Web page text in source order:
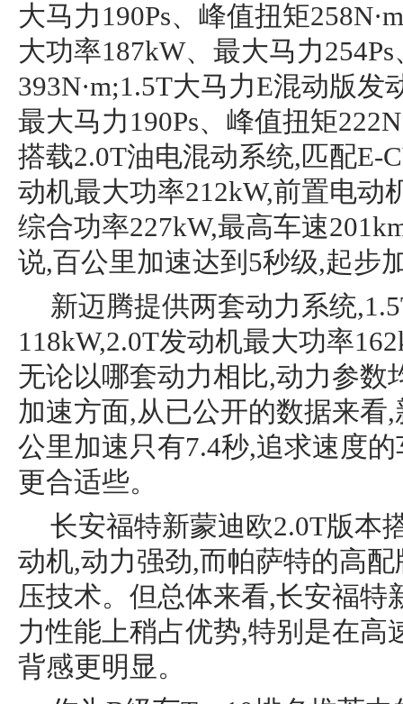
大马力190Ps、峰值扭矩
大功率187kW、最大马力
393N·m;1.5T大马力E混动版发
最大马力190Ps、峰值扭矩
搭载2.0T油电混动系统,匹配E-
动机最大功率212kW,前置电动
综合功率227kW,最高车速
说,百公里加速达到5秒级,起步
新迈腾提供两套动力系统
118kW,2.0T发动机最大功率
无论以哪套动力相比,动力参数
加速方面,从已公开的数据来看
公里加速只有7.4秒,追求速度
更合适些。
长安福特新蒙迪欧2.0T版本
动机,动力强劲,而帕萨特的高
压技术。但总体来看,长安福特
力性能上稍占优势,特别是在高
背感更明显。